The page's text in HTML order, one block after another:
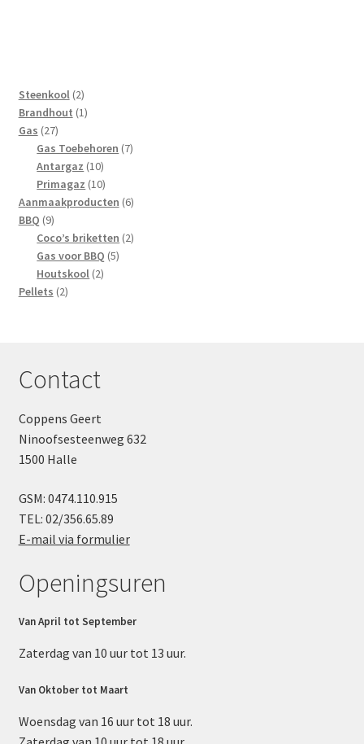
Steenkool 22
producten
Brandhout 11
Gas 2727
producten
Gas Toebehoren 77
Antargaz 1010
producten
Primagaz 1010
producten
Aanmaakproducten 66
BBQ 99
producten
Coco’s briketten 22
Gas voor BBQ 55
Houtskool 22
Pellets 22
Contact
Coppens Geert
Ninoofsesteenweg 632
1500 Halle
GSM: 0474.110.915
TEL: 02/356.65.89
E-mail via formulier
Openingsuren
Van April tot September
Zaterdag van 10 uur tot 13 uur.
Van Oktober tot Maart
Woensdag van 16 uur tot 18 uur.